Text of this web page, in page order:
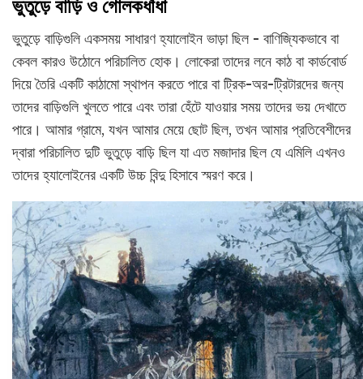
ভুতুড়ে বাড়ি ও গোলকধাঁধা
ভুতুড়ে বাড়িগুলি একসময় সাধারণ হ্যালোইন ভাড়া ছিল - বাণিজ্যিকভাবে বা
কেবল কারও উঠোনে পরিচালিত হোক। লোকেরা তাদের লনে কাঠ বা কার্ডবোর্ড
দিয়ে তৈরি একটি কাঠামো স্থাপন করতে পারে বা ট্রিক-অর-ট্রিটারদের জন্য
তাদের বাড়িগুলি খুলতে পারে এবং তারা হেঁটে যাওয়ার সময় তাদের ভয় দেখাতে
পারে। আমার গ্রামে, যখন আমার মেয়ে ছোট ছিল, তখন আমার প্রতিবেশীদের
দ্বারা পরিচালিত দুটি ভুতুড়ে বাড়ি ছিল যা এত মজাদার ছিল যে এমিলি এখনও
তাদের হ্যালোইনের একটি উচ্চ বিন্দু হিসাবে স্মরণ করে।